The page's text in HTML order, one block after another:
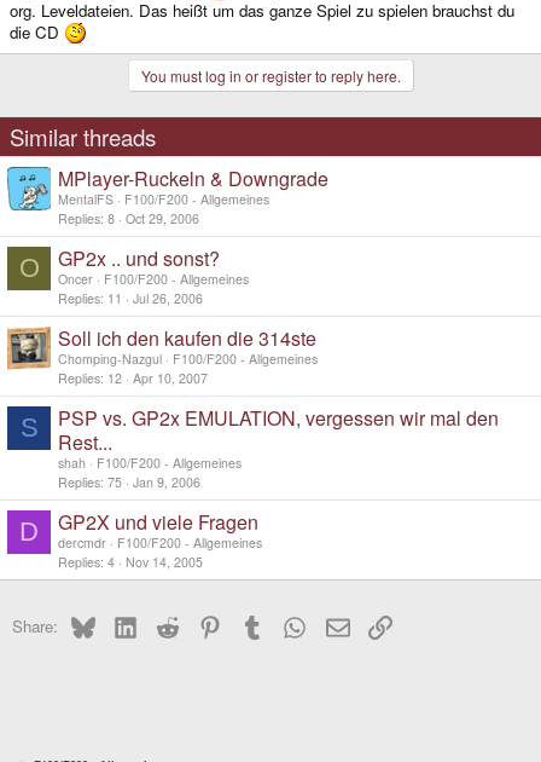
org. Leveldateien. Das heißt um das ganze Spiel zu spielen brauchst du
die CD
You must log in or register to reply here.
Similar threads
MPlayer-Ruckeln & Downgrade
MentalFS
F100/F200 - Allgemeines
Replies 8 Oct 29, 2006
O GP2x .. und sonst?
Oncer
F100/F200 - Allgemeines
Replies 11 Jul 26, 2006
Soll ich den kaufen die 314ste
Chomping-Nazgul
F100/F200 - Allgemeines
Replies 12 Apr 10, 2007
S
PSP vs. GP2x EMULATION, vergessen wir mal den
Rest...
shah
F100/F200 - Allgemeines
Replies 75 Jan 9, 2006
D GP2X und viele Fragen
dercmdr
F100/F200 - Allgemeines
Replies 4 Nov 14, 2005
Share: BlueskyLinkedInReddit PinterestTumblr WhatsApp
EmailLink